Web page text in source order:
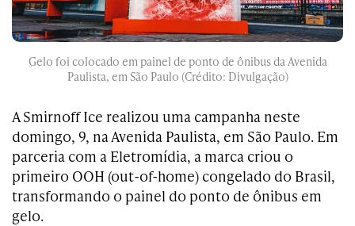
Gelo foi colocado em painel de ponto de ônibus da Avenida
Paulista, em São Paulo (Crédito: Divulgação)
A Smirnoff Ice realizou uma campanha neste
domingo, 9, na Avenida Paulista, em São Paulo. Em
parceria com a Eletromídia, a marca criou o
primeiro OOH (out-of-home) congelado do Brasil,
transformando o painel do ponto de ônibus em
gelo.